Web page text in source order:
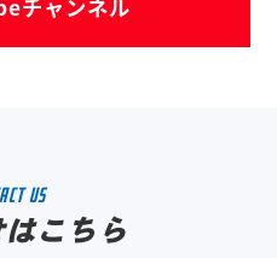
チャンネル
US
こちら